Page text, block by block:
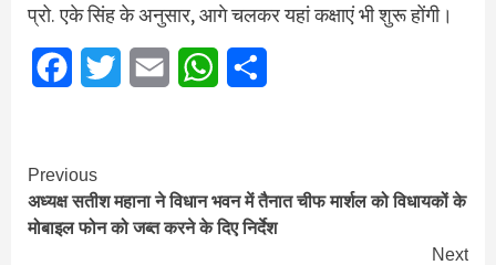
प्रो. एके सिंह के अनुसार, आगे चलकर यहां कक्षाएं भी शुरू होंगी।
FacebookTwitter Email WhatsApp
Continue
Reading
Previous
अध्यक्ष सतीश महाना ने विधान भवन में तैनात चीफ मार्शल को विधायकों के
मोबाइल फोन को जब्त करने के दिए निर्देश
Next